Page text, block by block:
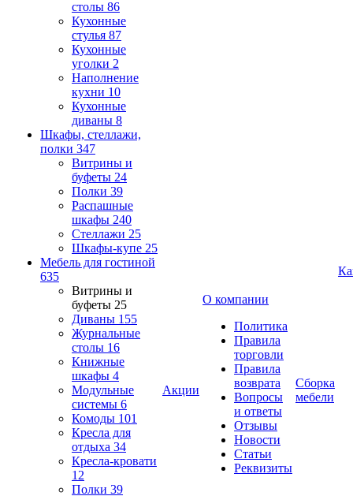
столы 86
Кухонные
стулья 87
Кухонные
уголки 2
Наполнение
кухни 10
Кухонные
диваны 8
Шкафы, стеллажи,
полки 347
Витрины и
буфеты 24
Полки 39
Распашные
шкафы 240
Стеллажи 25
Шкафы-купе 25
Мебель для гостиной
635
Витрины и
буфеты 25
Диваны 155
Журнальные
столы 16
Книжные
шкафы 4
Модульные
системы 6
Комоды 101
Кресла для
отдыха 34
Кресла-кровати
12
Полки 39
Акции
О компании
Политика
Правила
торговли
Правила
возврата
Вопросы
и ответы
Отзывы
Новости
Статьи
Реквизиты
Сборка
мебели